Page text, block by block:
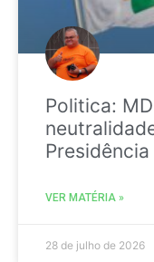
Politica:
VER MATÉRIA »
28 de julho de 2026